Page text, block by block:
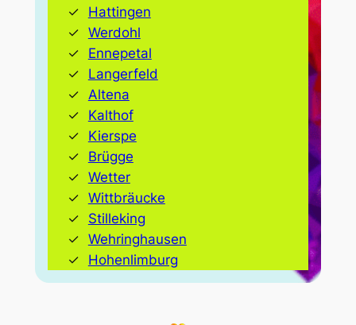
Hattingen
Werdohl
Ennepetal
Langerfeld
Altena
Kalthof
Kierspe
Brügge
Wetter
Wittbräucke
Stilleking
Wehringhausen
Hohenlimburg